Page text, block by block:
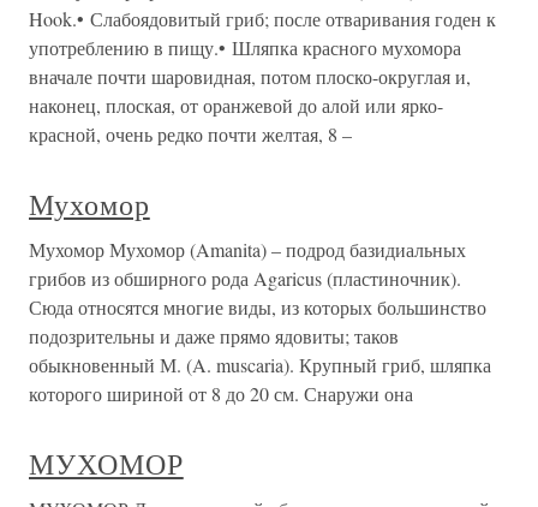
Hook.• Слабоядовитый гриб; после отваривания годен к
употреблению в пищу.• Шляпка красного мухомора
вначале почти шаровидная, потом плоско-округлая и,
наконец, плоская, от оранжевой до алой или ярко-
красной, очень редко почти желтая, 8 –
Мухомор
Мухомор Мухомор (Amanita) – подрод базидиальных
грибов из обширного рода Agaricus (пластиночник).
Сюда относятся многие виды, из которых большинство
подозрительны и даже прямо ядовиты; таков
обыкновенный М. (A. muscaria). Крупный гриб, шляпка
которого шириной от 8 до 20 см. Снаружи она
МУХОМОР